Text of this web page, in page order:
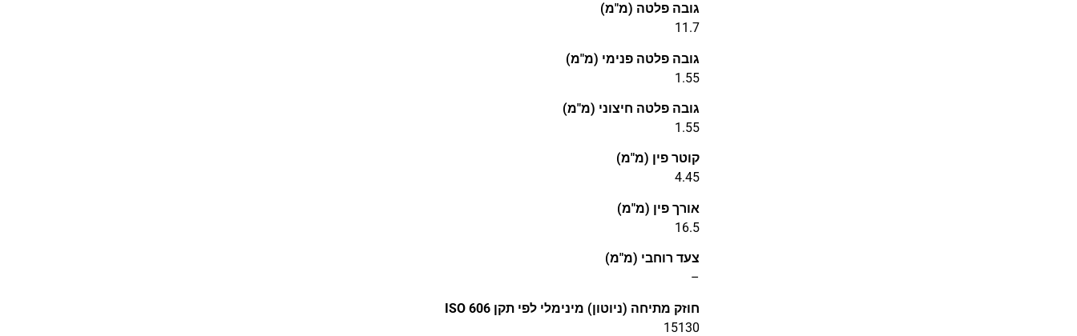
גובה פלטה (מ"מ)
11.7
גובה פלטה פנימי (מ"מ)
1.55
גובה פלטה חיצוני (מ"מ)
1.55
קוטר פין (מ"מ)
4.45
אורך פין (מ"מ)
16.5
צעד רוחבי (מ"מ)
–
חוזק מתיחה (ניוטון) מינימלי לפי תקן ISO 606
15130